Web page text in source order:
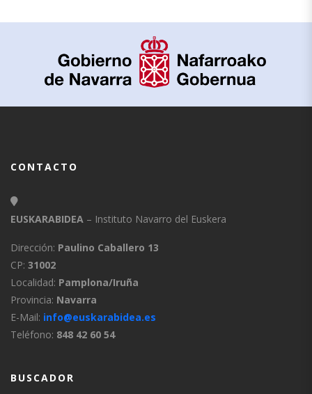
CONTACTO
EUSKARABIDEA – Instituto Navarro del Euskera
Dirección: Paulino Caballero 13
CP: 31002
Localidad: Pamplona/Iruña
Provincia: Navarra
E-Mail: info@euskarabidea.es
Teléfono: 848 42 60 54
BUSCADOR